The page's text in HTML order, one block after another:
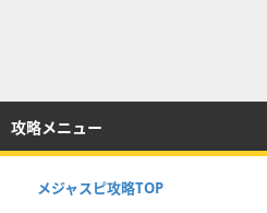
攻略メニュー
メジャスピ攻略TOP